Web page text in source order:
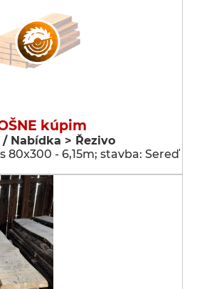
kúpim
/ Nabídka > Řezivo
80x300 - 6,15m; stavba: Sereď